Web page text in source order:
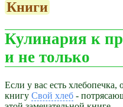
Книги
Кулинария к
и не только
Если у вас есть хлебопечка,
книгу Свой хлеб -